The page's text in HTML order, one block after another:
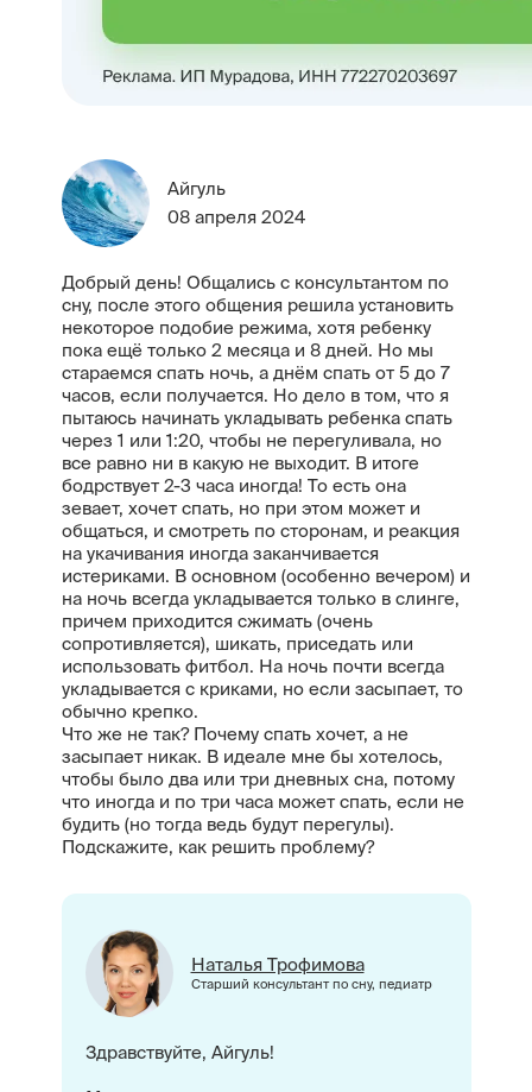
Айгуль
08 апреля 2024
Добрый день! Общались с консультантом по
сну, после этого общения решила установить
некоторое подобие режима, хотя ребенку
пока ещё только 2 месяца и 8 дней. Но мы
стараемся спать ночь, а днём спать от 5 до 7
часов, если получается. Но дело в том, что я
пытаюсь начинать укладывать ребенка спать
через 1 или 1:20, чтобы не перегуливала, но
все равно ни в какую не выходит. В итоге
бодрствует 2-3 часа иногда! То есть она
зевает, хочет спать, но при этом может и
общаться, и смотреть по сторонам, и реакция
на укачивания иногда заканчивается
истериками. В основном (особенно вечером) и
на ночь всегда укладывается только в слинге,
причем приходится сжимать (очень
сопротивляется), шикать, приседать или
использовать фитбол. На ночь почти всегда
укладывается с криками, но если засыпает, то
обычно крепко.
Что же не так? Почему спать хочет, а не
засыпает никак. В идеале мне бы хотелось,
чтобы было два или три дневных сна, потому
что иногда и по три часа может спать, если не
будить (но тогда ведь будут перегулы).
Подскажите, как решить проблему?
Наталья Трофимова
Старший консультант по сну, педиатр
Здравствуйте, Айгуль!